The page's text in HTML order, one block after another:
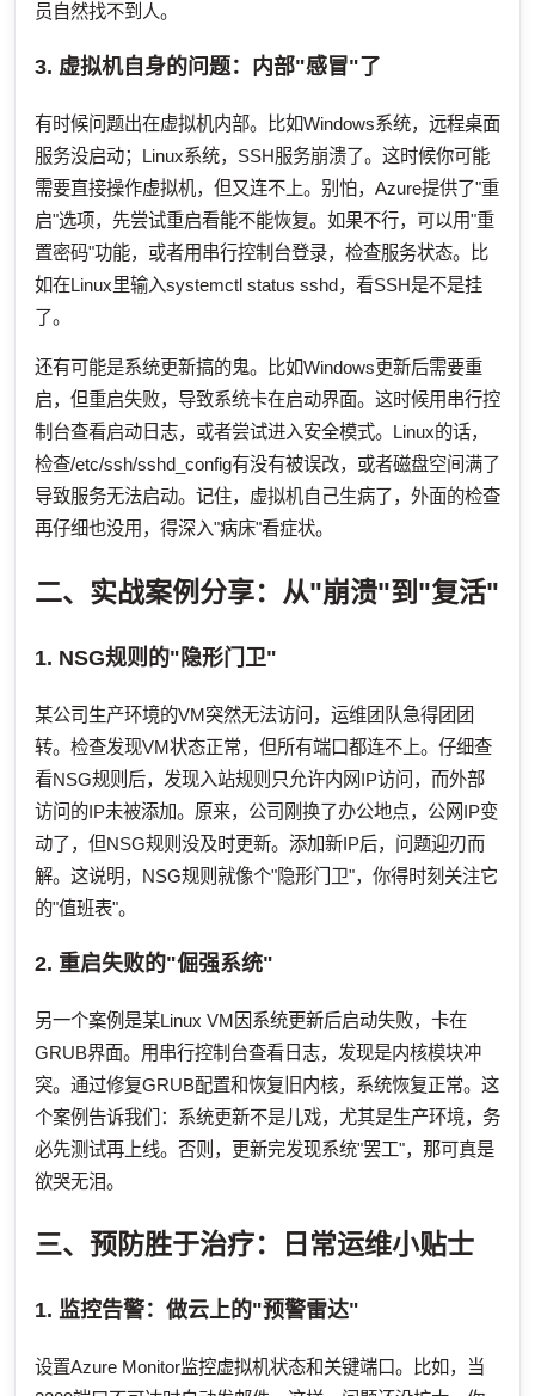
员自然找不到人。
3. 虚拟机自身的问题：内部"感冒"了
有时候问题出在虚拟机内部。比如Windows系统，远程桌面
服务没启动；Linux系统，SSH服务崩溃了。这时候你可能
需要直接操作虚拟机，但又连不上。别怕，Azure提供了"重
启"选项，先尝试重启看能不能恢复。如果不行，可以用"重
置密码"功能，或者用串行控制台登录，检查服务状态。比
如在Linux里输入systemctl status sshd，看SSH是不是挂
了。
还有可能是系统更新搞的鬼。比如Windows更新后需要重
启，但重启失败，导致系统卡在启动界面。这时候用串行控
制台查看启动日志，或者尝试进入安全模式。Linux的话，
检查/etc/ssh/sshd_config有没有被误改，或者磁盘空间满了
导致服务无法启动。记住，虚拟机自己生病了，外面的检查
再仔细也没用，得深入"病床"看症状。
二、实战案例分享：从"崩溃"到"复活"
1. NSG规则的"隐形门卫"
某公司生产环境的VM突然无法访问，运维团队急得团团
转。检查发现VM状态正常，但所有端口都连不上。仔细查
看NSG规则后，发现入站规则只允许内网IP访问，而外部
访问的IP未被添加。原来，公司刚换了办公地点，公网IP变
动了，但NSG规则没及时更新。添加新IP后，问题迎刃而
解。这说明，NSG规则就像个"隐形门卫"，你得时刻关注它
的"值班表"。
2. 重启失败的"倔强系统"
另一个案例是某Linux VM因系统更新后启动失败，卡在
GRUB界面。用串行控制台查看日志，发现是内核模块冲
突。通过修复GRUB配置和恢复旧内核，系统恢复正常。这
个案例告诉我们：系统更新不是儿戏，尤其是生产环境，务
必先测试再上线。否则，更新完发现系统"罢工"，那可真是
欲哭无泪。
三、预防胜于治疗：日常运维小贴士
1. 监控告警：做云上的"预警雷达"
设置Azure Monitor监控虚拟机状态和关键端口。比如，当